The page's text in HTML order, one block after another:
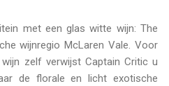
met een glas witte wijn: The
wijnregio McLaren Vale. Voor
zelf verwijst Captain Critic u
de florale en licht exotische